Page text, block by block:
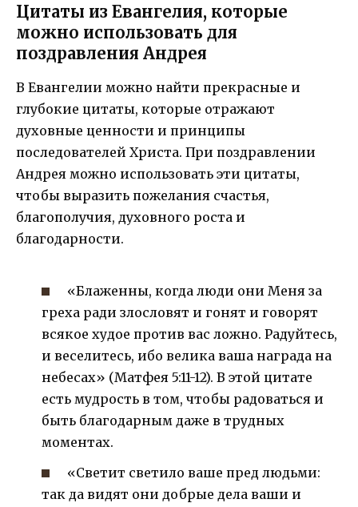
Цитаты из Евангелия, которые
можно использовать для
поздравления Андрея
В Евангелии можно найти прекрасные и
глубокие цитаты, которые отражают
духовные ценности и принципы
последователей Христа. При поздравлении
Андрея можно использовать эти цитаты,
чтобы выразить пожелания счастья,
благополучия, духовного роста и
благодарности.
«Блаженны, когда люди они Меня за
греха ради злословят и гонят и говорят
всякое худое против вас ложно. Радуйтесь,
и веселитесь, ибо велика ваша награда на
небесах» (Матфея 5:11-12). В этой цитате
есть мудрость в том, чтобы радоваться и
быть благодарным даже в трудных
моментах.
«Светит светило ваше пред людьми:
так да видят они добрые дела ваши и